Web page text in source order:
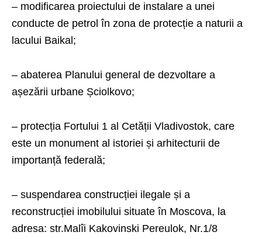
– modificarea proiectului de instalare a unei
conducte de petrol în zona de protecție a naturii a
lacului Baikal;
– abaterea Planului general de dezvoltare a
așezării urbane Șciolkovo;
– protecția Fortului 1 al Cetății Vladivostok, care
este un monument al istoriei și arhitecturii de
importanță federală;
– suspendarea construcției ilegale și a
reconstrucției imobilului situate în Moscova, la
adresa: str.Malîi Kakovinski Pereulok, Nr.1/8